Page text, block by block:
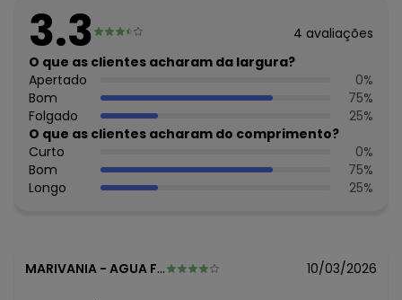
Cuidados para conservação do produto: Lavar na
temperatura mínima de 40°.
Não usar alvejante.
Usar secadora na temperatura mínima.
Secar na sombra.
Passar na temperatura média.
Não lavar a seco.
Tecido: Ribana
Composição: Peca Total 97% Algodao 3% Elastano
3.3 4 avaliações
O que as clientes acharam da largura?
Apertado
0%
Bom
75%
Folgado
25%
O que as clientes acharam do comprimento?
Curto
0%
Bom
75%
Longo
25%
MARIVANIA - AGUA FRIA - BA 10/03/2026